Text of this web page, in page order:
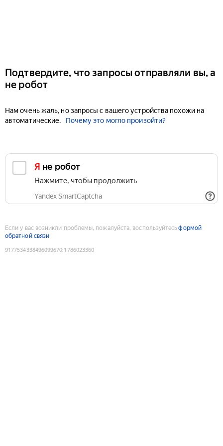
Подтвердите, что запросы отправляли вы, а
не робот
Нам очень жаль, но запросы с вашего устройства похожи на
автоматические.
Почему это могло произойти?
Я не робот
Нажмите, чтобы продолжить
Yandex SmartCaptcha
Если у вас возникли проблемы, пожалуйста, воспользуйтесьформой
обратной связи
9177534338496099670:1786023360